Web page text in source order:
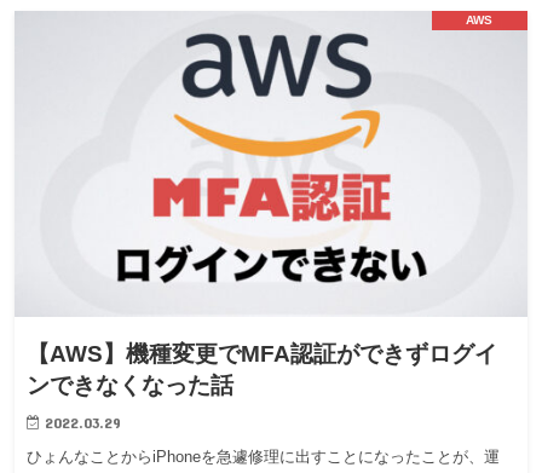
AWS
【AWS】機種変更でMFA認証ができずログイ
ンできなくなった話
2022.03.29
ひょんなことからiPhoneを急遽修理に出すことになったことが、運